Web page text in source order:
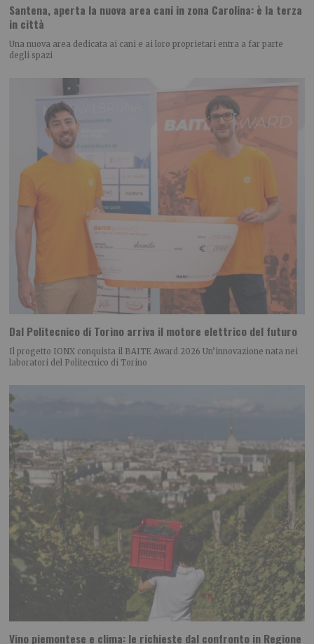
Santena, aperta la nuova area cani in zona Carolina: è la terza
in città
Una nuova area dedicata ai cani e ai loro proprietari entra a far parte
degli spazi
Dal Politecnico di Torino arriva il motore elettrico del futuro
Il progetto IONX conquista il BAITE Award 2026 Un’innovazione nata nei
laboratori del Politecnico di Torino
Vino piemontese e clima: le richieste dal confronto in Regione